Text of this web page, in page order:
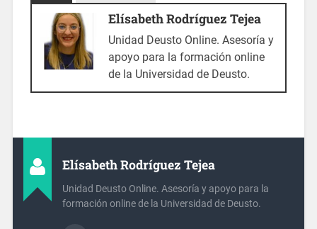
Elísabeth Rodríguez Tejea
Unidad Deusto Online. Asesoría y
apoyo para la formación online
de la Universidad de Deusto.
Elísabeth Rodríguez Tejea
Unidad Deusto Online. Asesoría y apoyo para la
formación online de la Universidad de Deusto.